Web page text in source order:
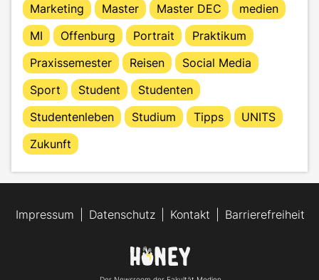
Marketing
Master Master DEC
medien
MI
Offenburg Portrait
Praktikum
Praxissemester
Reisen
Social Media
Sport
Student
Studenten
Studentenleben
Studium Tipps
UNITS
Zukunft
Impressum Datenschutz Kontakt Barrierefreiheit